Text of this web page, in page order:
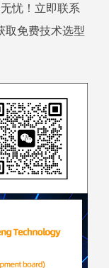
忧！立即联系
取免费技术选型